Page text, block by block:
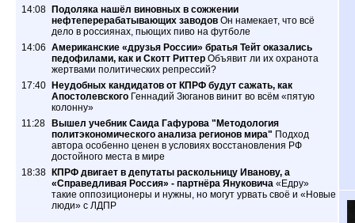
14:08 Подоляка нашёл виновных в сожжении
нефтеперерабатывающих заводов Он намекает, что всё
дело в россиянах, пьющих пиво на футболе
14:06 Американские «друзья России» братья Тейт оказались
педофилами, как и Скотт Риттер Объявит ли их охранота
жертвами политических репрессий?
17:40 Неудобных кандидатов от КПРФ будут сажать, как
Апостолевского Геннадий Зюганов винит во всём «пятую
колонну»
11:28 Вышел учебник Саида Гафурова "Методология
политэкономического анализа регионов мира" Подход
автора особенно ценен в условиях восстановления РФ
достойного места в мире
18:38 КПРФ двигает в депутаты раскольницу Иванову, а
«Справедливая Россия» - партнёра Януковича «Едру»
такие оппозиционеры и нужны, но могут урвать своё и «Новые
люди» с ЛДПР